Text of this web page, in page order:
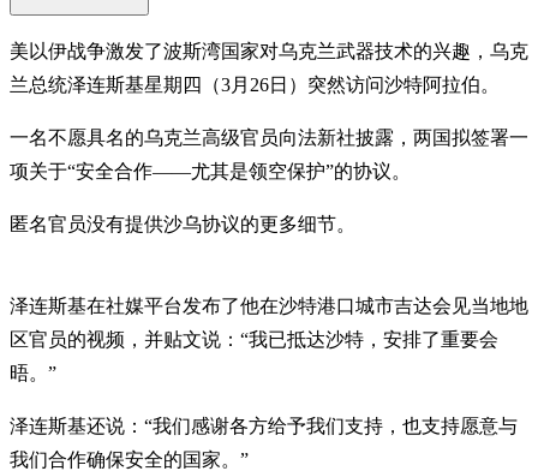
美以伊战争激发了波斯湾国家对乌克兰武器技术的兴趣，乌克
兰总统泽连斯基星期四（3月26日）突然访问沙特阿拉伯。
一名不愿具名的乌克兰高级官员向法新社披露，两国拟签署一
项关于“安全合作——尤其是领空保护”的协议。
匿名官员没有提供沙乌协议的更多细节。
泽连斯基在社媒平台发布了他在沙特港口城市吉达会见当地地
区官员的视频，并贴文说：“我已抵达沙特，安排了重要会
晤。”
泽连斯基还说：“我们感谢各方给予我们支持，也支持愿意与
我们合作确保安全的国家。”